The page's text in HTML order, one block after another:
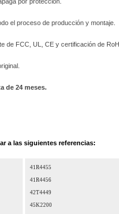
por protección.
el proceso de producción y montaje.
de FCC, UL, CE y certificación de
de 24 meses.
a las siguientes referencias:
41R4455
41R4456
42T4449
45K2200